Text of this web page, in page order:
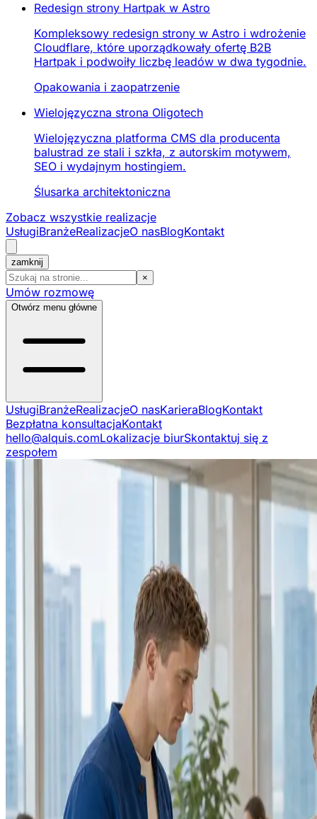
Redesign strony Hartpak w Astro
Kompleksowy redesign strony w Astro i wdrożenie
Cloudflare, które uporządkowały ofertę B2B
Hartpak i podwoiły liczbę leadów w dwa tygodnie.
Opakowania i zaopatrzenie
Wielojęzyczna strona Oligotech
Wielojęzyczna platforma CMS dla producenta
balustrad ze stali i szkła, z autorskim motywem,
SEO i wydajnym hostingiem.
Ślusarka architektoniczna
Zobacz wszystkie realizacje
UsługiBranżeRealizacjeO nasBlogKontakt
zamknij
×
Umów rozmowę
Otwórz menu główne
UsługiBranżeRealizacjeO nasKarieraBlogKontakt
Bezpłatna konsultacjaKontakt
hello@alquis.comLokalizacje biurSkontaktuj się z
zespołem